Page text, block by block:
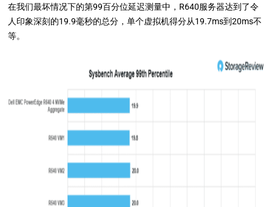
在我们最坏情况下的第99百分位延迟测量中，R640服务器达到了令
人印象深刻的19.9毫秒的总分，单个虚拟机得分从19.7ms到20ms不
等。